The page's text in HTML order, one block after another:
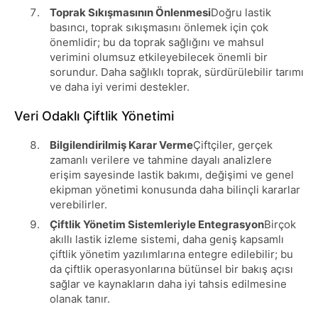
Toprak Sıkışmasının ÖnlenmesiDoğru lastik
basıncı, toprak sıkışmasını önlemek için çok
önemlidir; bu da toprak sağlığını ve mahsul
verimini olumsuz etkileyebilecek önemli bir
sorundur. Daha sağlıklı toprak, sürdürülebilir tarımı
ve daha iyi verimi destekler.
Veri Odaklı Çiftlik Yönetimi
Bilgilendirilmiş Karar VermeÇiftçiler, gerçek
zamanlı verilere ve tahmine dayalı analizlere
erişim sayesinde lastik bakımı, değişimi ve genel
ekipman yönetimi konusunda daha bilinçli kararlar
verebilirler.
Çiftlik Yönetim Sistemleriyle EntegrasyonBirçok
akıllı lastik izleme sistemi, daha geniş kapsamlı
çiftlik yönetim yazılımlarına entegre edilebilir; bu
da çiftlik operasyonlarına bütünsel bir bakış açısı
sağlar ve kaynakların daha iyi tahsis edilmesine
olanak tanır.